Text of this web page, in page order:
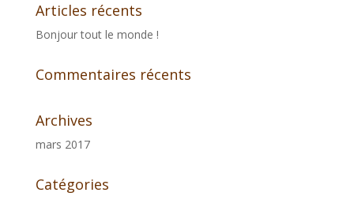
Articles récents
Bonjour tout le monde !
Commentaires récents
Archives
mars 2017
Catégories